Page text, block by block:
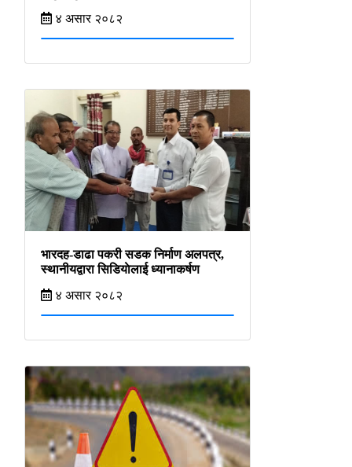
४ असार २०८२
भारदह-डाढा पकरी सडक निर्माण अलपत्र,
स्थानीयद्वारा सिडियाेलाई ध्यानाकर्षण
४ असार २०८२